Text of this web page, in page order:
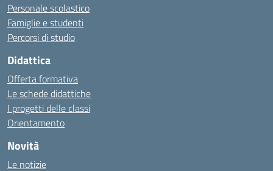
Personale scolastico
Famiglie e studenti
Percorsi di studio
Didattica
Offerta formativa
Le schede didattiche
I progetti delle classi
Orientamento
Novità
Le notizie